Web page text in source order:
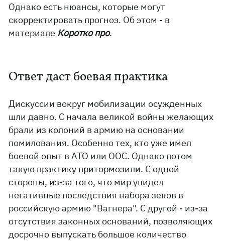
Однако есть нюансы, которые могут
скорректировать прогноз. Об этом - в
материале Коротко про.
Ответ даст боевая практика
Дискуссии вокруг мобилизации осужденных
шли давно. С начала великой войны желающих
брали из колоний в армию на основании
помилования. Особенно тех, кто уже имел
боевой опыт в АТО или ООС. Однако потом
такую ​​практику притормозили. С одной
стороны, из-за того, что мир увидел
негативные последствия набора зеков в
российскую армию "Вагнера". С другой - из-за
отсутствия законных оснований, позволяющих
досрочно выпускать большое количество